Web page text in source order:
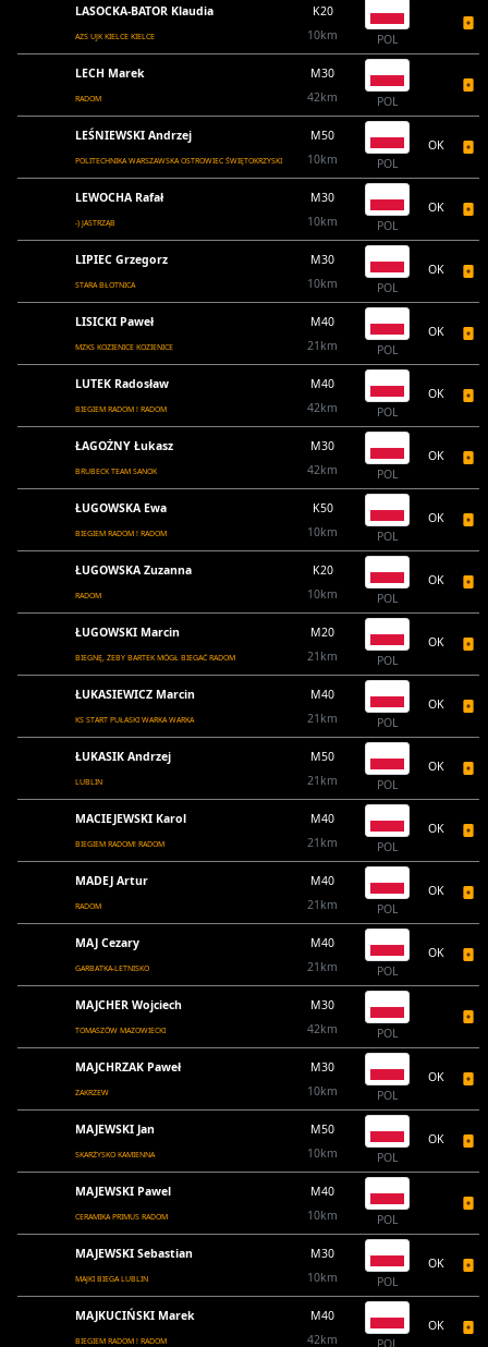
LASOCKA-BATOR Klaudia
AZS UJK KIELCE KIELCE
K20
10km
POL
LECH Marek
RADOM
M30
42km
POL
LEŚNIEWSKI Andrzej
POLITECHNIKA WARSZAWSKA OSTROWIEC ŚWIĘTOKRZYSKI
M50
10km
POL
OK
LEWOCHA Rafał
-) JASTRZĄB
M30
10km
POL
OK
LIPIEC Grzegorz
STARA BŁOTNICA
M30
10km
POL
OK
LISICKI Paweł
MZKS KOZIENICE KOZIENICE
M40
21km
POL
OK
LUTEK Radosław
BIEGIEM RADOM ! RADOM
M40
42km
POL
OK
ŁAGOŻNY Łukasz
BRUBECK TEAM SANOK
M30
42km
POL
OK
ŁUGOWSKA Ewa
BIEGIEM RADOM ! RADOM
K50
10km
POL
OK
ŁUGOWSKA Zuzanna
RADOM
K20
10km
POL
OK
ŁUGOWSKI Marcin
BIEGNĘ, ŻEBY BARTEK MÓGŁ BIEGAĆ RADOM
M20
21km
POL
OK
ŁUKASIEWICZ Marcin
KS START PUŁASKI WARKA WARKA
M40
21km
POL
OK
ŁUKASIK Andrzej
LUBLIN
M50
21km
POL
OK
MACIEJEWSKI Karol
BIEGIEM RADOM! RADOM
M40
21km
POL
OK
MADEJ Artur
RADOM
M40
21km
POL
OK
MAJ Cezary
GARBATKA-LETNISKO
M40
21km
POL
OK
MAJCHER Wojciech
TOMASZÓW MAZOWIECKI
M30
42km
POL
MAJCHRZAK Paweł
ZAKRZEW
M30
10km
POL
OK
MAJEWSKI Jan
SKARŻYSKO KAMIENNA
M50
10km
POL
OK
MAJEWSKI Pawel
CERAMIKA PRIMUS RADOM
M40
10km
POL
MAJEWSKI Sebastian
MAJKI BIEGA LUBLIN
M30
10km
POL
OK
MAJKUCIŃSKI Marek
BIEGIEM RADOM ! RADOM
M40
42km
POL
OK